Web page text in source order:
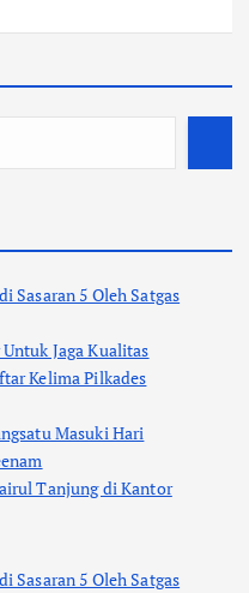
Sasaran 5 Oleh Satgas
Jaga Kualitas
Kelima Pilkades
Masuki Hari
Tanjung di Kantor
Sasaran 5 Oleh Satgas